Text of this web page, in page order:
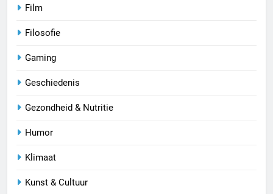
Film
Filosofie
Gaming
Geschiedenis
Gezondheid & Nutritie
Humor
Klimaat
Kunst & Cultuur